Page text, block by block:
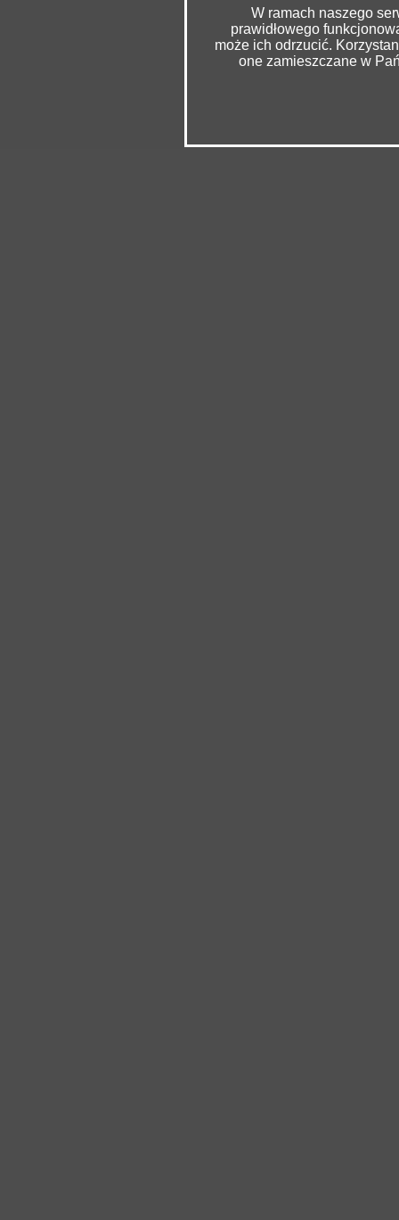
W ramach naszego
prawidłowego
może ich odrzucić.
one zamieszczane w